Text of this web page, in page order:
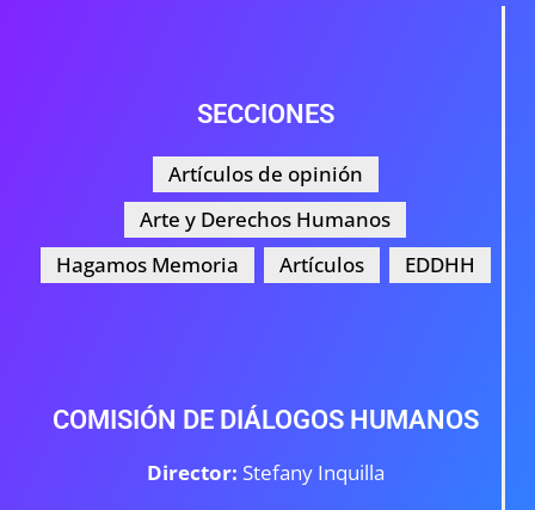
SECCIONES
Artículos de opinión
Arte y Derechos Humanos
Hagamos Memoria
Artículos EDDHH
COMISIÓN DE DIÁLOGOS HUMANOS
Director: Stefany Inquilla